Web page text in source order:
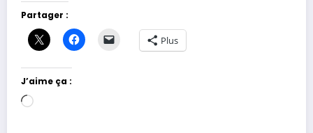
Partager :
Plus
J’aime ça :
Chargement…